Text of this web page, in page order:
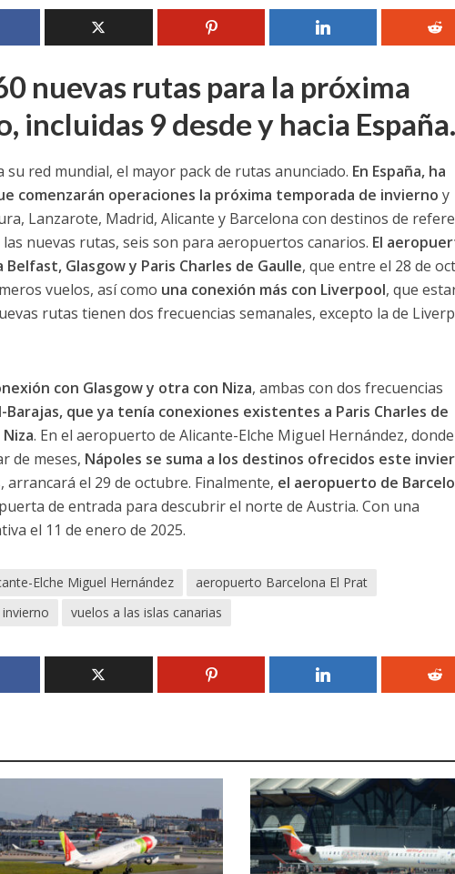
nuevas rutas para la próxima
incluidas 9 desde y hacia España.
red mundial, el mayor pack de rutas anunciado. En España, ha
comenzarán operaciones la próxima temporada de invierno y
Lanzarote, Madrid, Alicante y Barcelona con destinos de
nuevas rutas, seis son para aeropuertos canarios. El
Glasgow y Paris Charles de Gaulle, que entre el 28 de
vuelos, así como una conexión más con Liverpool, que
rutas tienen dos frecuencias semanales, excepto la de
con Glasgow y otra con Niza, ambas con dos frecuencias
Barajas, que ya tenía conexiones existentes a Paris Charles de
. En el aeropuerto de Alicante-Elche Miguel Hernández,
de meses, Nápoles se suma a los destinos ofrecidos este
arrancará el 29 de octubre. Finalmente, el aeropuerto de
de entrada para descubrir el norte de Austria. Con una
el 11 de enero de 2025.
Elche Miguel Hernández
aeropuerto Barcelona El Prat
vuelos a las islas canarias